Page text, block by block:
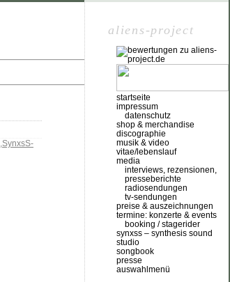
,SynxsS-
aliens-project
startseite
impressum
datenschutz
shop & merchandise
discographie
musik & video
vitae/lebenslauf
media
interviews, rezensionen,
presseberichte
radiosendungen
tv-sendungen
preise & auszeichnungen
termine: konzerte & events
booking / stagerider
synxss – synthesis sound
studio
songbook
presse
auswahlmenü